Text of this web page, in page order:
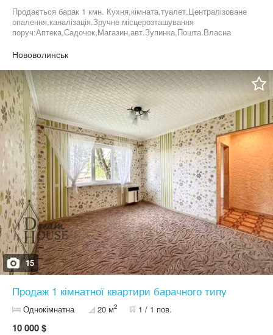
Продається барак 1 кмн. Кухня,кімната,туалет.Централізоване
опалення,каналізація.Зручне місцерозташування
поруч:Аптека,Садочок,Магазин,авт.Зупинка,Пошта.Власна
Нововолинськ
15
Продаж 1 кімнатної квартири барачного типу
Однокімнатна 20 м2 1 / 1 пов.
10 000 $